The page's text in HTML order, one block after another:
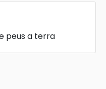
peus a terra